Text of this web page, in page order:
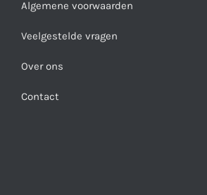
Algemene voorwaarden
Veelgestelde vragen
Over ons
Contact